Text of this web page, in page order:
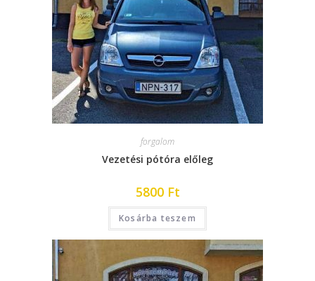
forgalom
Vezetési pótóra előleg
5800 Ft
Kosárba teszem